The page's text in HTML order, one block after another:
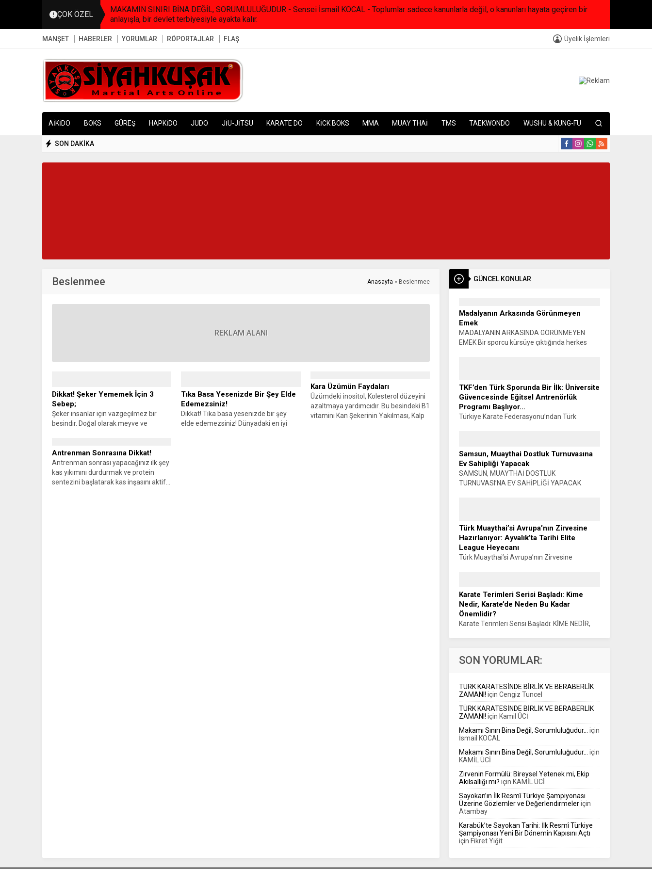
ÇOK ÖZEL
MAKAMIN SINIRI BİNA DEĞİL, SORUMLULUĞUDUR - Sensei İsmail KOCAL - Toplumlar sadece kanunlarla değil, o kanunları hayata geçiren bir
anlayışla, bir devlet terbiyesiyle ayakta kalır.
MANŞET HABERLER YORUMLAR RÖPORTAJLAR FLAŞ Üyelik İşlemleri
AİKİDO BOKS GÜREŞ HAPKİDO JUDO JİU-JİTSU KARATE DO KİCK BOKS MMA MUAY THAİ TMS TAEKWONDO WUSHU & KUNG-FU
SON DAKİKA
GÜNCEL KONULAR
Madalyanın Arkasında Görünmeyen
Emek
MADALYANIN ARKASINDA GÖRÜNMEYEN
EMEK Bir sporcu kürsüye çıktığında herkes
TKF’den Türk Sporunda Bir İlk: Üniversite
Güvencesinde Eğitsel Antrenörlük
Programı Başlıyor…
Türkiye Karate Federasyonu’ndan Türk
SİYAHKUŞAK Türkiye Karate Federasyonu ile
Manisa Celal Bayar...
Samsun, Muaythai Dostluk Turnuvasına
Ev Sahipliği Yapacak
SAMSUN, MUAYTHAİ DOSTLUK
TURNUVASI’NA EV SAHİPLİĞİ YAPACAK
Türk Muaythai’si Avrupa’nın Zirvesine
Hazırlanıyor: Ayvalık’ta Tarihi Elite
League Heyecanı
Türk Muaythai’si Avrupa’nın Zirvesine
organizasyonlardaki yükselişini Avrupa’nın en
prestijli organizasyonlarından biriyle
sürdürüyor....
Karate Terimleri Serisi Başladı: Kime
Nedir, Karate’de Neden Bu Kadar
Önemlidir?
Karate Terimleri Serisi Başladı: KİME NEDİR,
aktarmayı amaçlayan...
SON YORUMLAR:
TÜRK KARATESİNDE BİRLİK VE BERABERLİK
ZAMANI! için Cengiz Tuncel
TÜRK KARATESİNDE BİRLİK VE BERABERLİK
ZAMANI! için Kamil ÜCİ
Makamı Sınırı Bina Değil, Sorumluluğudur… için
İsmail KOCAL
Makamı Sınırı Bina Değil, Sorumluluğudur… için
KAMİL ÜCİ
Zirvenin Formülü: Bireysel Yetenek mi, Ekip
Akılsallığı mı? için KAMİL ÜCİ
Sayokan’ın İlk Resmî Türkiye Şampiyonası
Üzerine Gözlemler ve Değerlendirmeleriçin
Atambay
Karabük’te Sayokan Tarihi: İlk Resmî Türkiye
Şampiyonası Yeni Bir Dönemin Kapısını Açtı
için Fikret Yiğit
Beslenmee Anasayfa » Beslenmee
REKLAM ALANI
Dikkat! Şeker Yememek İçin 3
Sebep;
Şeker insanlar için vazgeçilmez bir
besindir. Doğal olarak meyve ve
Tıka Basa Yesenizde Bir Şey Elde
Edemezsiniz!
Dikkat! Tıka basa yesenizde bir şey
elde edemezsiniz! Dünyadaki en iyi
Kara Üzümün Faydaları
Üzümdeki inositol, Kolesterol düzeyini
azaltmaya yardımcıdır. Bu besindeki B1
vitamini Kan Şekerinin Yakılması, Kalp
Antrenman Sonrasına Dikkat!
Antrenman sonrası yapacağınız ilk şey
kas yıkımını durdurmak ve protein
sentezini başlatarak kas inşasını aktif...